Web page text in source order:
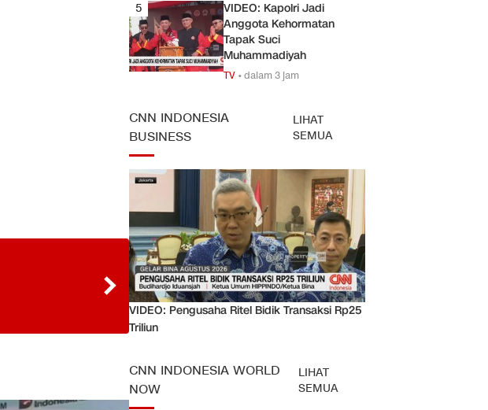
5
VIDEO: Kapolri Jadi
Anggota Kehormatan
Tapak Suci
Muhammadiyah
TV •dalam 3 jam
CNN INDONESIA
BUSINESS
LIHAT
SEMUA
VIDEO: Pengusaha Ritel Bidik Transaksi Rp25
Triliun
CNN INDONESIA WORLD
NOW
LIHAT
SEMUA